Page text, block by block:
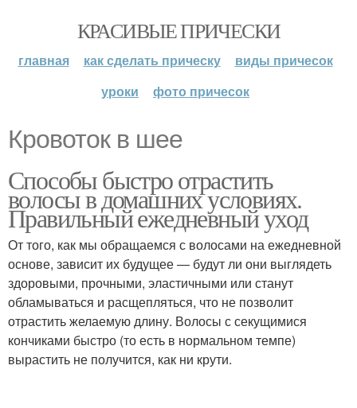
КРАСИВЫЕ ПРИЧЕСКИ
главная как сделать прическу
виды причесок
уроки
фото причесок
Кровоток в шее
Способы быстро отрастить
волосы в домашних условиях.
Правильный ежедневный уход
От того, как мы обращаемся с волосами на ежедневной
основе, зависит их будущее — будут ли они выглядеть
здоровыми, прочными, эластичными или станут
обламываться и расщепляться, что не позволит
отрастить желаемую длину. Волосы с секущимися
кончиками быстро (то есть в нормальном темпе)
вырастить не получится, как ни крути.